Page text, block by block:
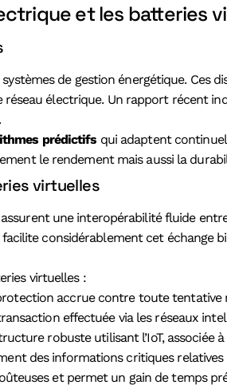
et les batteries
de gestion énergétique. Ces
électrique. Un rapport récent
prédictifs qui adaptent
le rendement mais aussi la
virtuelles
une interopérabilité fluide
considérablement cet échange
virtuelles :
accrue contre toute
effectuée via les réseaux
robuste utilisant l’IoT,
des informations critiques
et permet un gain de temps